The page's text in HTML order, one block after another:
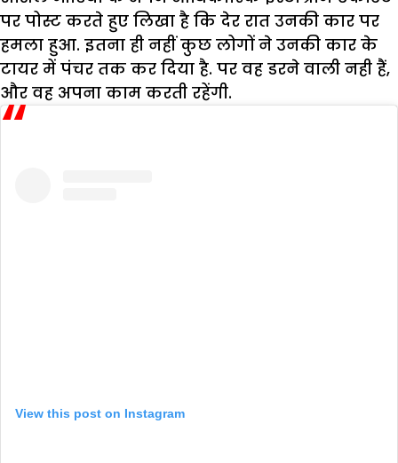
पर पोस्ट करते हुए लिखा है कि देर रात उनकी कार पर
हमला हुआ. इतना ही नहीं कुछ लोगों ने उनकी कार के
टायर में पंचर तक कर दिया है. पर वह डरने वाली नही हैं,
और वह अपना काम करती रहेंगी.
View this post on Instagram